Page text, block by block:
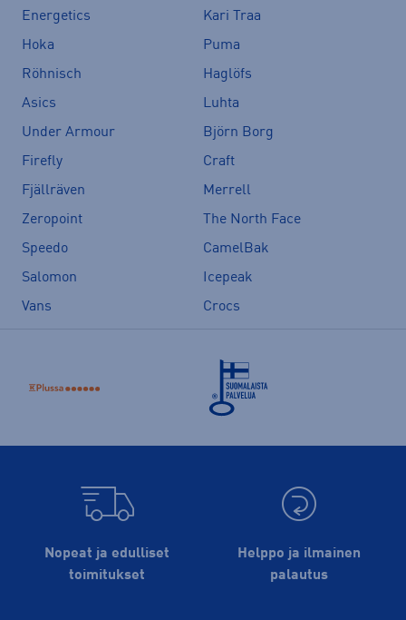
Energetics
Kari Traa
Hoka
Puma
Röhnisch
Haglöfs
Asics
Luhta
Under Armour
Björn Borg
Firefly
Craft
Fjällräven
Merrell
Zeropoint
The North Face
Speedo
CamelBak
Salomon
Icepeak
Vans
Crocs
Nopeat ja edulliset
toimitukset
Helppo ja ilmainen
palautus